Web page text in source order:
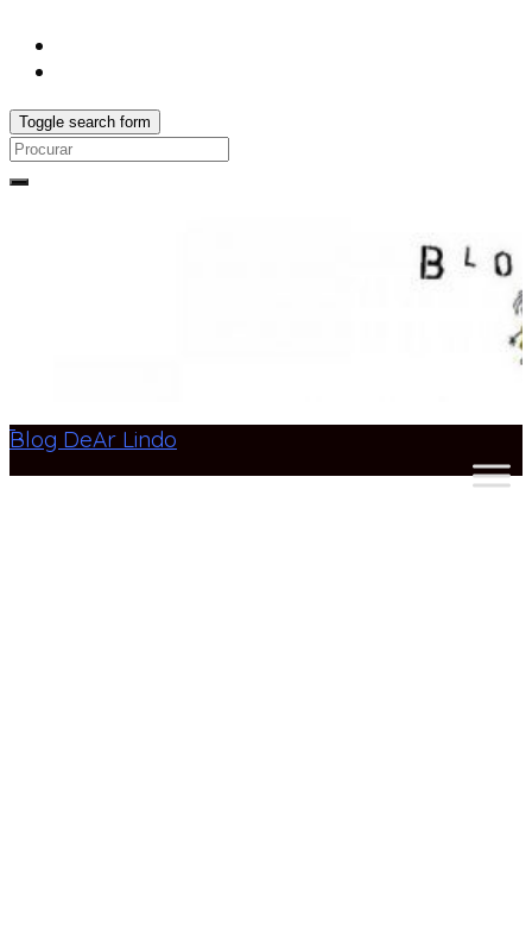
Toggle search form
Search
Blog DeAr Lindo